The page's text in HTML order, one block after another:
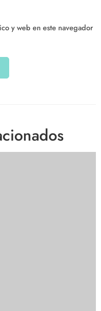
y web en este navegador